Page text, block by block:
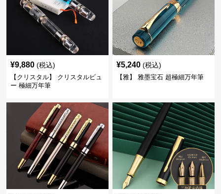
¥9,880 (税込)
【クリスタル】 クリスタルビュ
ー 極細万年筆
¥5,240 (税込)
【雅】 雅墨宝石 超極細万年筆